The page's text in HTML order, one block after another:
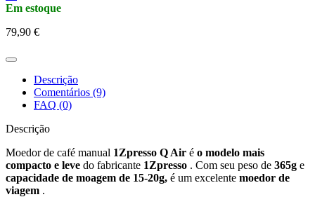
Em estoque
79,90 €
Descrição
Comentários (9)
FAQ (0)
Descrição
Moedor de café manual 1Zpresso Q Air é o modelo mais
compacto e leve do fabricante 1Zpresso . Com seu peso de 365g e
capacidade de moagem de 15-20g, é um excelente moedor de
viagem .